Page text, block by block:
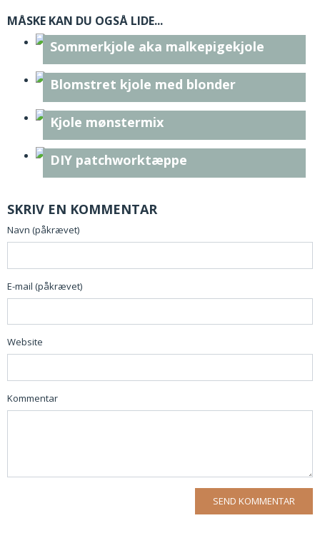
MÅSKE KAN DU OGSÅ LIDE...
Sommerkjole aka malkepigekjole
Blomstret kjole med blonder
Kjole mønstermix
DIY patchworktæppe
SKRIV EN KOMMENTAR
Navn (påkrævet)
E-mail (påkrævet)
Website
Kommentar